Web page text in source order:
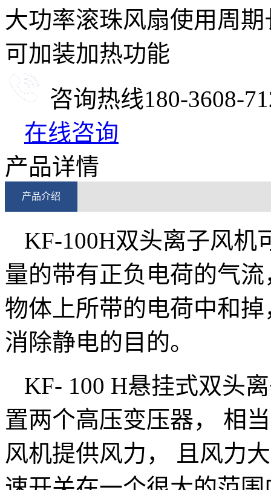
大功率滚珠风扇使用周期
可加装加热功能
咨询热线180-3608-
在线咨询
产品详情
产品介绍
KF-100H双头离子风机
量的带有正负电荷的气
物体上所带的电荷中和
消除静电的目的。
KF- 100 H悬挂式双头
置两个高压变压器， 相
风机提供风力， 且风力